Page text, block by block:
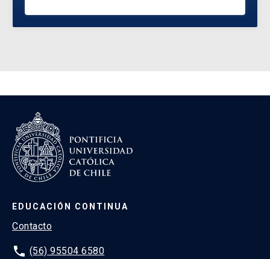
EDUCACIÓN CONTINUA
Contacto
phone (56) 95504 6580